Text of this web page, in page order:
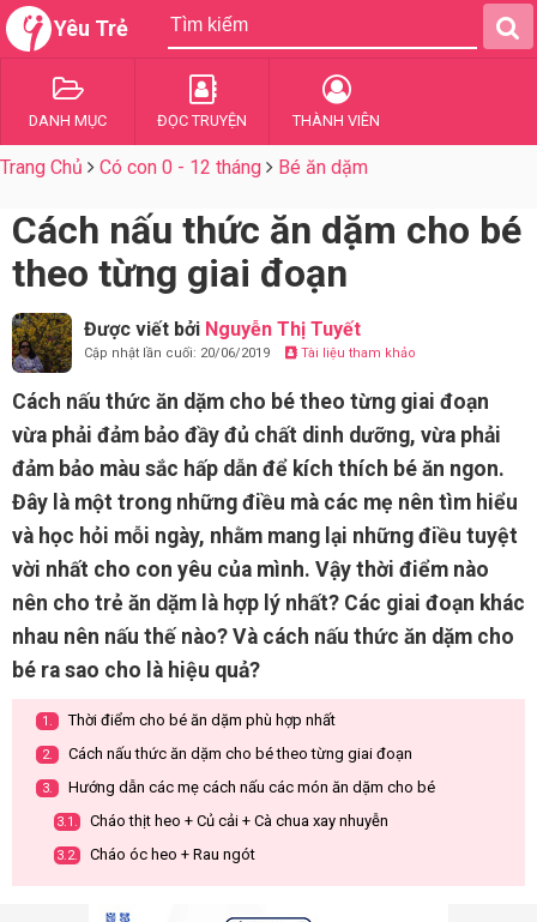
Yêu Trẻ
DANH MỤC ĐỌC TRUYỆN THÀNH VIÊN
Trang Chủ Có con 0 - 12 tháng Bé ăn dặm
Cách nấu thức ăn dặm cho bé
theo từng giai đoạn
Được viết bởi Nguyễn Thị Tuyết
Cập nhật lần cuối: 20/06/2019 Tài liệu tham khảo
Cách nấu thức ăn dặm cho bé theo từng giai đoạn
vừa phải đảm bảo đầy đủ chất dinh dưỡng, vừa phải
đảm bảo màu sắc hấp dẫn để kích thích bé ăn ngon.
Đây là một trong những điều mà các mẹ nên tìm hiểu
và học hỏi mỗi ngày, nhằm mang lại những điều tuyệt
vời nhất cho con yêu của mình. Vậy thời điểm nào
nên cho trẻ ăn dặm là hợp lý nhất? Các giai đoạn khác
nhau nên nấu thế nào? Và cách nấu thức ăn dặm cho
bé ra sao cho là hiệu quả?
1. Thời điểm cho bé ăn dặm phù hợp nhất
2. Cách nấu thức ăn dặm cho bé theo từng giai đoạn
3. Hướng dẫn các mẹ cách nấu các món ăn dặm cho bé
3.1. Cháo thịt heo + Củ cải + Cà chua xay nhuyễn
3.2. Cháo óc heo + Rau ngót